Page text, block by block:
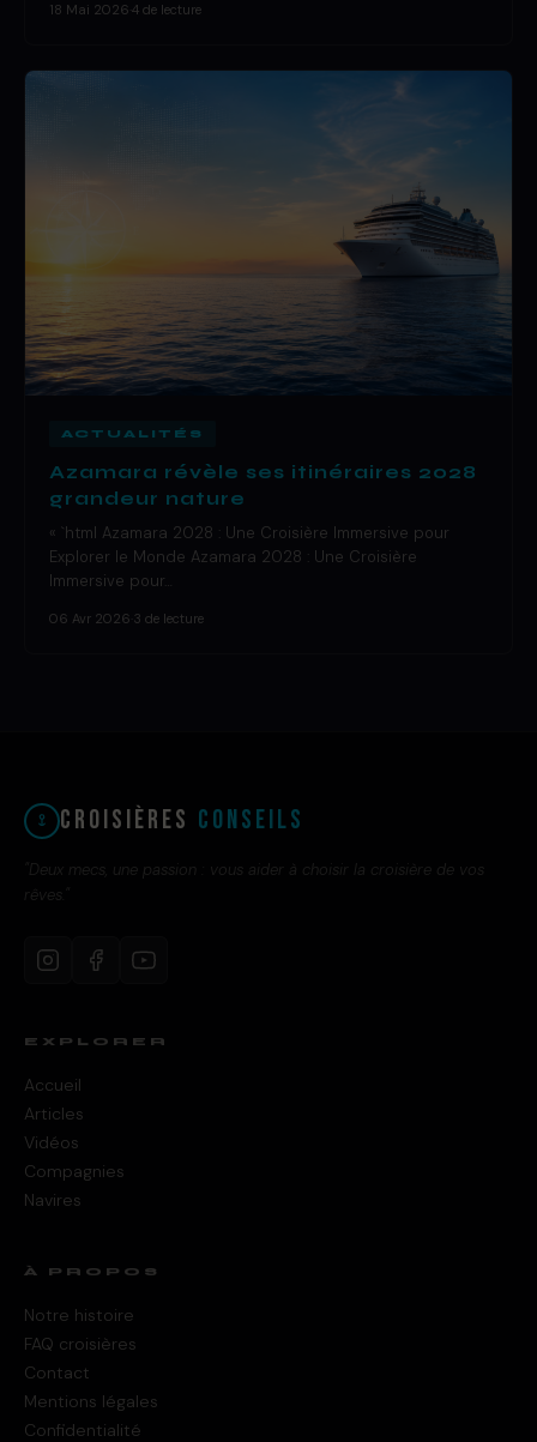
18 Mai 2026 4 de lecture
ACTUALITÉS
Azamara révèle ses itinéraires 2028
grandeur nature
« `html Azamara 2028 : Une Croisière Immersive pour
Explorer le Monde Azamara 2028 : Une Croisière
Immersive pour…
06 Avr 2026 3 de lecture
Croisières Conseils
"Deux mecs, une passion : vous aider à choisir la croisière de vos
rêves."
EXPLORER
Accueil
Articles
Vidéos
Compagnies
Navires
À PROPOS
Notre histoire
FAQ croisières
Contact
Mentions légales
Confidentialité